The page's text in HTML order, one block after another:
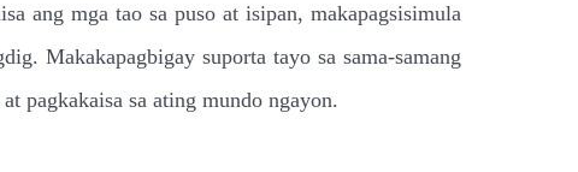
ang mga tao sa puso at isipan, makapagsisimula
Makakapagbigay suporta tayo sa sama-samang
pagkakaisa sa ating mundo ngayon.